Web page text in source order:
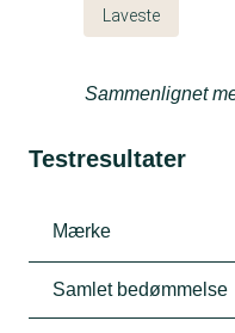
Laveste
Sammenlignet
Testresultater
Mærke
Samlet bedømmelse